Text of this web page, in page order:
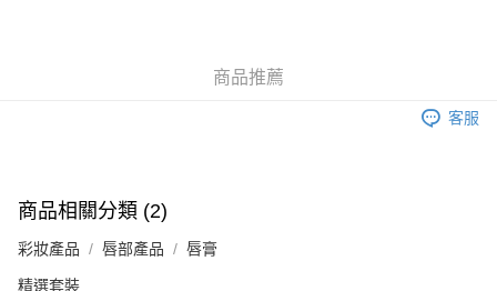
商品推薦
客服
商品相關分類 (2)
彩妝產品 唇部產品 唇膏
精選套裝